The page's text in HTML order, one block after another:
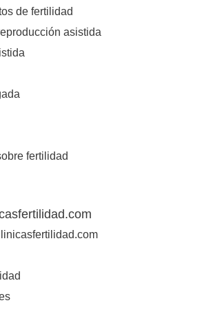
de fertilidad
asistida
fertilidad